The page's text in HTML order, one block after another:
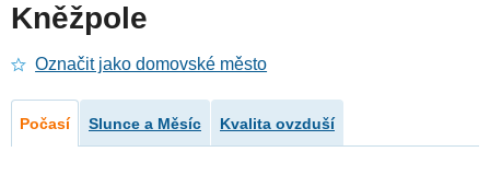
Kněžpole
Označit jako domovské město
Počasí Slunce a Měsíc Kvalita ovzduší